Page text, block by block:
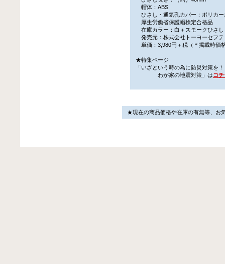
帽体：ABS
ひさし・通気孔カバー：ポリカー
厚生労働省保護帽検定合格品
在庫カラー：白＋スモークひさし
発売元：株式会社トーヨーセフテ
単価：3,980円＋税（＊掲載時価
★特集ページ
「いざという時の為に防災対策を！
わが家の地震対策」はコ
★現在の商品価格や在庫の有無等、お